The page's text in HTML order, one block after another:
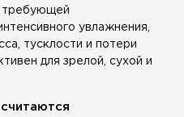
требующей
увлажнения,
тусклости и потери
для зрелой, сухой и